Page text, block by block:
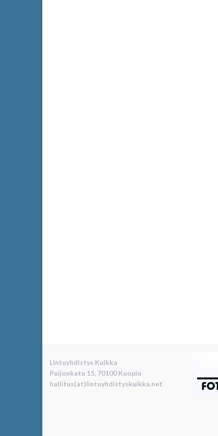
Lintuyhdistys Kuikka
Puijonkatu 15, 70100 Kuopio
hallitus(at)lintuyhdistyskuikka.net